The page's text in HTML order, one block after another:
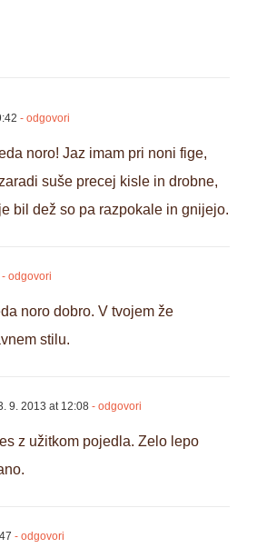
- odgovori
noro! Jaz imam pri noni fige,
suše precej kisle in drobne,
bil dež so pa razpokale in gnijejo.
- odgovori
noro dobro. V tvojem že
stilu.
9. 2013 at 12:08 - odgovori
z užitkom pojedla. Zelo lepo
- odgovori